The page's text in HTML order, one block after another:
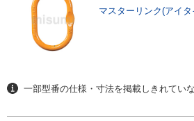
マスターリンク(アイタ
一部型番の仕様・寸法を掲載しきれてい